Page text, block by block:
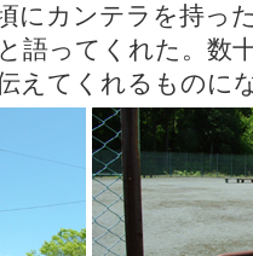
にカンテラを持っ
語ってくれた。数
えてくれるものに